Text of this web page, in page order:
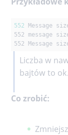
552 Message
552 message
552 Message
Liczba w
bajtów to
Co zrobić: